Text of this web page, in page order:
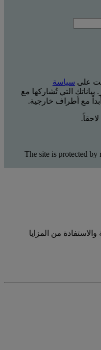
على سياسة
التي تُشاركها مع
مع أطراف خارجية.
The site is protected
من المزايا